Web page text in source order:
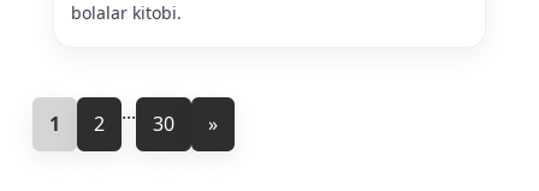
bolalar kitobi.
1 2 ... 30 »